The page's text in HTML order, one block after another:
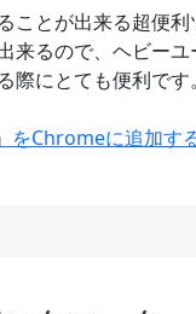
ことが出来る超便
来るので、ヘビー
にとても便利です。
をChromeに追加す